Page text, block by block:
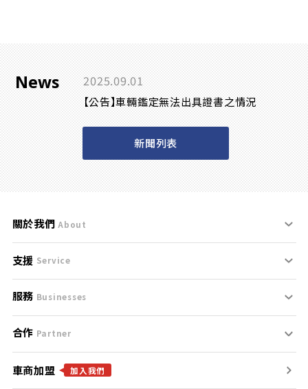
News 2025.09.01
【公告】車輛鑑定無法出具證書之情況
新聞列表
關於我們 About
刊登規範
服務條款
免責聲明
隱私權政策
支援 Service
支援中心
聯絡我們
服務 Businesses
什麼是Goo鑑定？
找好車
合作 Partner
合作夥伴
車商加盟 加入我們